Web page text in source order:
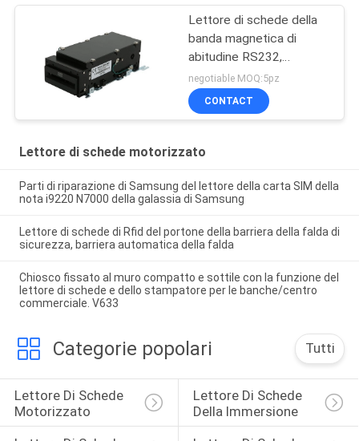
Lettore di schede della
banda magnetica di
abitudine RS232,
scrittore ISO7811 del
lettore di schede del
chiosco di pagamento
negotiable MOQ:5pz
CONTACT
Lettore di schede motorizzato
Parti di riparazione di Samsung del lettore della carta SIM della
nota i9220 N7000 della galassia di Samsung
Lettore di schede di Rfid del portone della barriera della falda di
sicurezza, barriera automatica della falda
Chiosco fissato al muro compatto e sottile con la funzione del
lettore di schede e dello stampatore per le banche/centro
commerciale. V633
Categorie popolari Tutti
Lettore Di Schede
Motorizzato
Lettore Di Schede
Della Immersione